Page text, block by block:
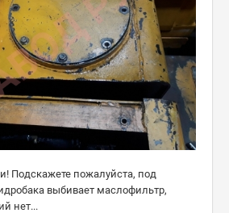
Подскажете пожалуйста, под
выбивает маслофильтр,
нет...